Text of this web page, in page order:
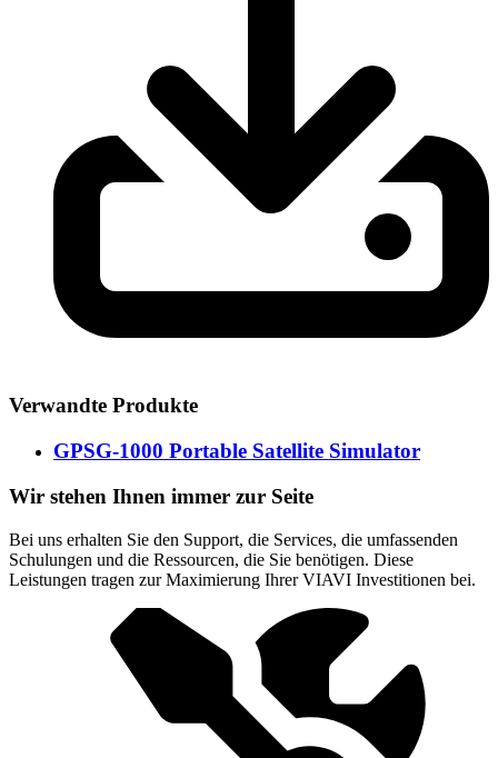
Verwandte Produkte
GPSG-1000 Portable Satellite Simulator
Wir stehen Ihnen immer zur Seite
Bei uns erhalten Sie den Support, die Services, die umfassenden
Schulungen und die Ressourcen, die Sie benötigen. Diese
Leistungen tragen zur Maximierung Ihrer VIAVI Investitionen bei.